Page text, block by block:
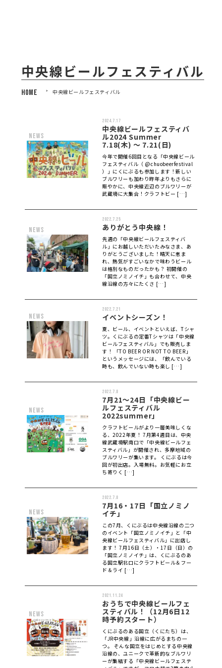
中央線ビールフェスティバル
HOME > 中央線ビールフェスティバル
news
2024.7.17
中央線ビールフェスティバ
ル2024 Summer
7.18(木) 〜 7.21(日)
今年で開催6回目となる「中央線ビール
フェスティバル（ @chuobeerfestival
）」にくにぶるも参加します！新しい
ブルワリーも加わり昨年よりもさらに
賑やかに、中央線近辺のブルワリーが
武蔵境に大集合！クラフトビー […]
news
2022.7.25
ありがとう中央線！
先週の「中央線ビールフェスティバ
ル」にお越しいただいたみなさま、あ
りがとうございました！晴天に恵ま
れ、熱気がすごいなかで味わうビール
は格別なものだったかも？ 初開催の
「国立ノミノイチ」も合わせて、中央
線沿線の方々にたくさ […]
news
2022.7.21
イベントシーズン！
夏、ビール、イベントといえば、Tシャ
ツ。くにぶるの定番Tシャツは「中央線
ビールフェスティバル」でも販売しま
す！ 「TO BEER OR NOT TO BEER」
というメッセージには、「飲んでいる
時も、飲んでいない時も楽し […]
news
2022.7.8
7月21～24日「中央線ビー
ルフェスティバル
2022summer」
クラフトビールがより一層美味しくな
る、2022年夏！ 7月第4週目は、中央
線武蔵境駅南口で「中央線ビールフェ
スティバル」が開催され、多摩地域の
ブルワリーが集います。 くにぶるは今
回が初出店。入場無料。お気軽にお立
ち寄りく […]
news
2022.7.8
7月16・17日「国立ノミノ
イチ」
この7月、くにぶるは中央線沿線の二つ
のイベント「国立ノミノイチ」と「中
央線ビールフェスティバル」に出店し
ます！ 7月16日（土）・17日（日）の
「国立ノミノイチ」は、くにぶるのあ
る国立駅北口にクラフトビール＆フー
ド＆ライ […]
news
2021.11.24
おうちで中央線ビールフェ
スティバル！（12月6日12
時予約スタート）
くにぶるのある国立（くにたち）は、
「JR中央線」沿線に広がるまちの一
つ。 そんな国立をはじめとする中央線
沿線の、ユニークで革新的なブルワリ
ーが集結する「中央線ビールフェステ